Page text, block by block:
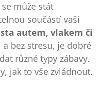
může stát
součástí vaší
autem, vlakem či
bez stresu, je dobré
různé typy zábavy.
jak to vše zvládnout.